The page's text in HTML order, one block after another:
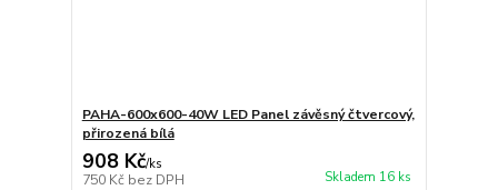
PAHA-600x600-40W LED Panel závěsný čtvercový,
přirozená bílá
908 Kč/ks
750 Kč bez DPH Skladem 16 ks